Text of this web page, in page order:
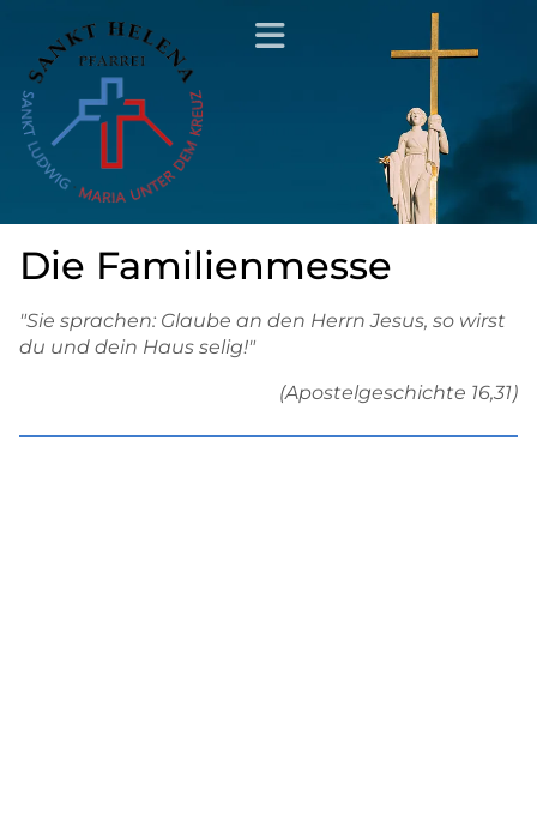
Die Familienmesse
"Sie sprachen: Glaube an den Herrn Jesus, so wirst
du und dein Haus selig!"
(Apostelgeschichte 16,31)